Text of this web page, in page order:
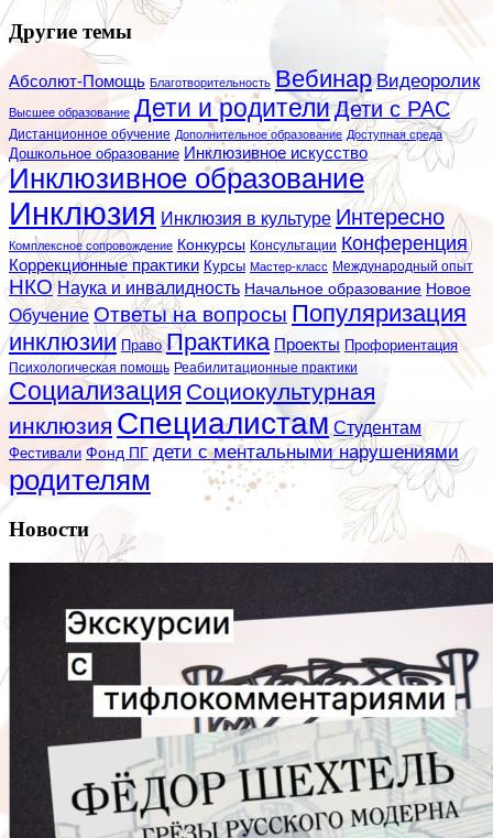
Другие темы
Абсолют-Помощь Благотворительность Вебинар Видеоролик
Высшее образование Дети и родителиДети с РАС
Дистанционное обучение Дополнительное образование Доступная среда
Дошкольное образование Инклюзивное искусство
Инклюзивное образование
Инклюзия Инклюзия в культуре Интересно
Комплексное сопровождение Конкурсы Консультации Конференция
Коррекционные практики Курсы Мастер-класс Международный опыт
НКО Наука и инвалидность Начальное образование Новое
Обучение Ответы на вопросы Популяризация
инклюзии Право Практика Проекты Профориентация
Психологическая помощь Реабилитационные практики
Социализация Социокультурная
инклюзия Специалистам Студентам
Фестивали Фонд ПГ дети с ментальными нарушениями
родителям
Новости